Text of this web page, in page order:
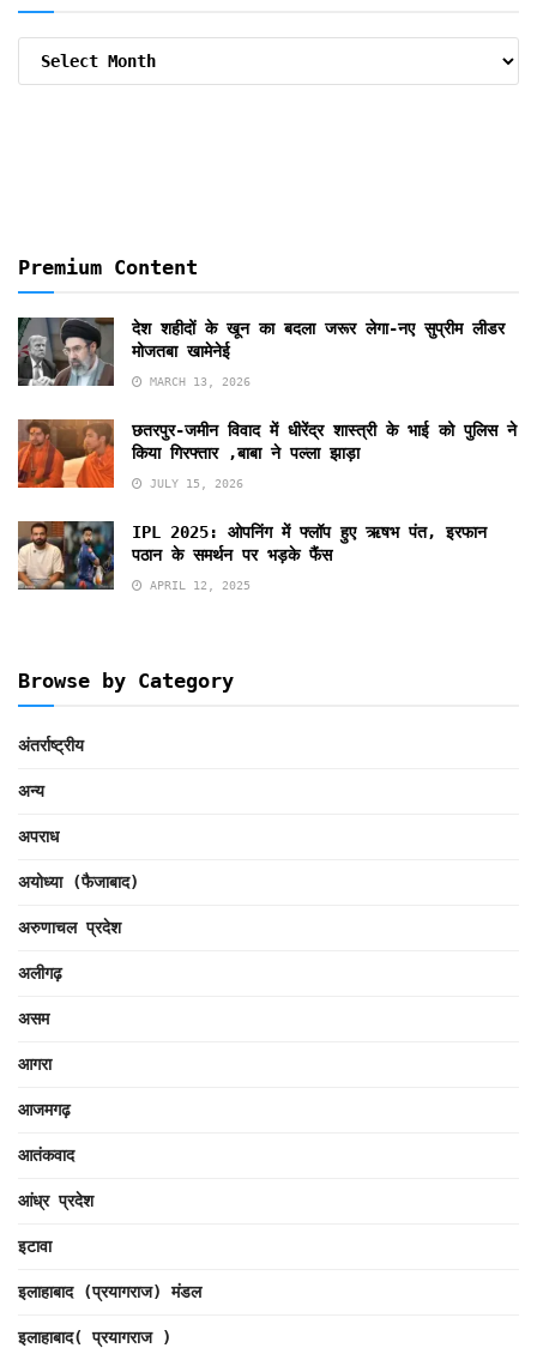
Premium Content
देश शहीदों के खून का बदला जरूर लेगा-नए सुप्रीम लीडर
मोजतबा खामेनेई
MARCH 13, 2026
छतरपुर-जमीन विवाद में धीरेंद्र शास्त्री के भाई को पुलिस ने
किया गिरफ्तार ,बाबा ने पल्ला झाड़ा
JULY 15, 2026
IPL 2025: ओपनिंग में फ्लॉप हुए ऋषभ पंत, इरफान
पठान के समर्थन पर भड़के फैंस
APRIL 12, 2025
Browse by Category
अंतर्राष्ट्रीय
अन्य
अपराध
अयोध्या (फैजाबाद)
अरुणाचल प्रदेश
अलीगढ़
असम
आगरा
आजमगढ़
आतंकवाद
आंध्र प्रदेश
इटावा
इलाहाबाद (प्रयागराज) मंडल
इलाहाबाद( प्रयागराज )